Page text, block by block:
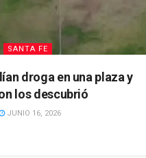
SANTA FE
droga en una plaza y
los descubrió
JUNIO 16, 2026